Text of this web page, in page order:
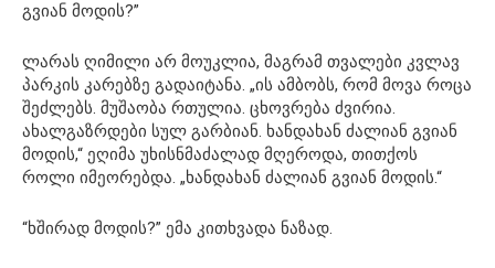
გვიან მოდის?”
ლარას ღიმილი არ მოუკლია, მაგრამ თვალები კვლავ
პარკის კარებზე გადაიტანა. „ის ამბობს, რომ მოვა როცა
შეძლებს. მუშაობა რთულია. ცხოვრება ძვირია.
ახალგაზრდები სულ გარბიან. ხანდახან ძალიან გვიან
მოდის,“ ეღიმა უხისნმაძალად მღეროდა, თითქოს
როლი იმეორებდა. „ხანდახან ძალიან გვიან მოდის.“
“ხშირად მოდის?” ემა კითხვადა ნაზად.